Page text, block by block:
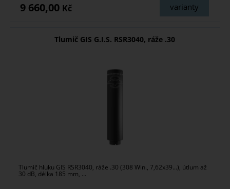
varianty
9 660,00 Kč
Tlumič GIS G.I.S. RSR3040, ráže .30
Tlumič hluku GIS RSR3040, ráže .30 (308 Win., 7,62x39...), útlum až
30 dB, délka 185 mm, ...